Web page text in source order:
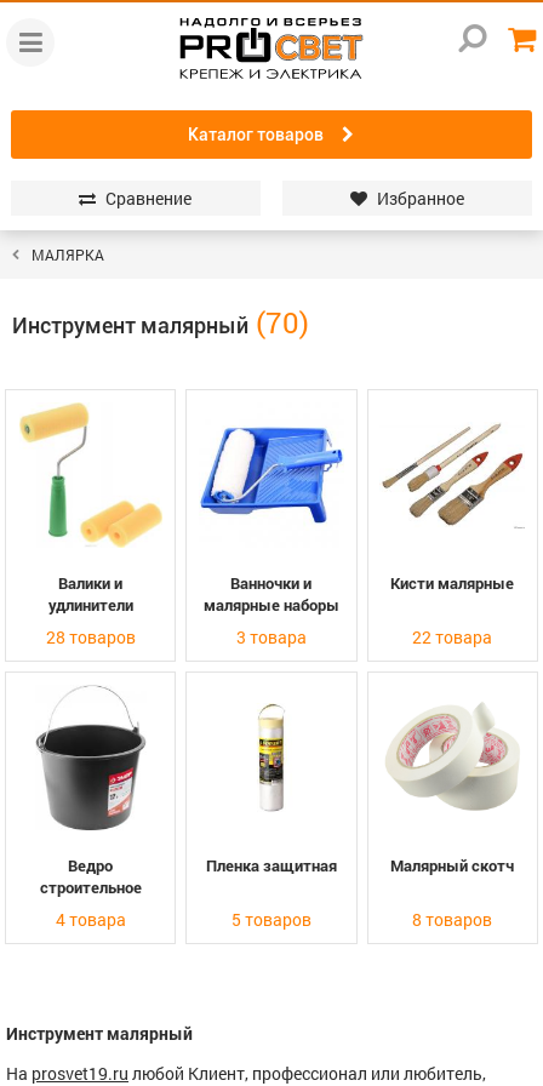
Каталог товаров
Сравнение Избранное
МАЛЯРКА
Инструмент малярный
Валики и
удлинители
28 товаров
Ванночки и
малярные наборы
3 товара
Кисти малярные
22 товара
Ведро
строительное
4 товара
Пленка защитная
5 товаров
Малярный скотч
8 товаров
Инструмент малярный
На prosvet19.ru любой Клиент, профессионал или любитель,